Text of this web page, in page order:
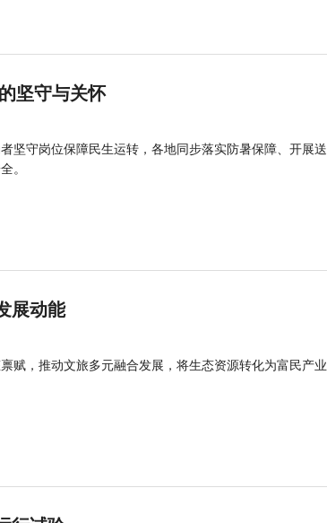
坚守与关怀
坚守岗位保障民生运转，各地同步落实防暑保障、开展
。
展动能
赋，推动文旅多元融合发展，将生态资源转化为富民产